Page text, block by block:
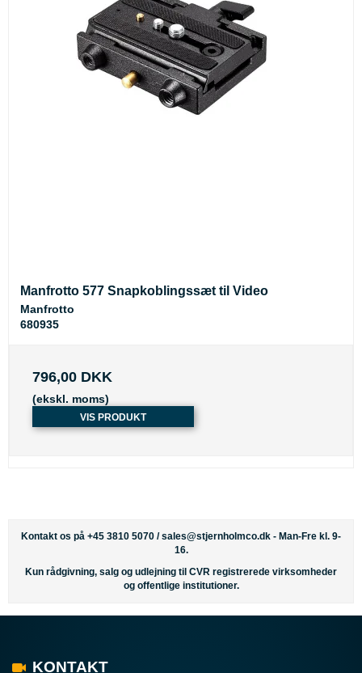
Manfrotto 577 Snapkoblingssæt til Video
Manfrotto
680935
796,00 DKK
(ekskl. moms)
VIS PRODUKT
Kontakt os på +45 3810 5070 /sales@stjernholmco.dk - Man-Fre kl. 9-
16.
Kun rådgivning, salg og udlejning til CVR registrerede virksomheder
og offentlige institutioner.
KONTAKT